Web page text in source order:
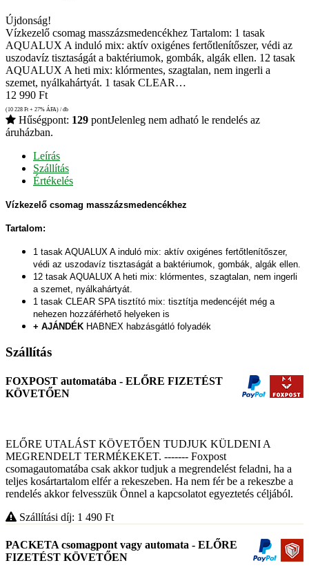
Újdonság!
Vízkezelő csomag masszázsmedencékhez Tartalom: 1 tasak
AQUALUX A induló mix: aktív oxigénes fertőtlenítőszer, védi az
uszodavíz tisztaságát a baktériumok, gombák, algák ellen. 12 tasak
AQUALUX A heti mix: klórmentes, szagtalan, nem ingerli a
szemet, nyálkahártyát. 1 tasak CLEAR…
12 990 Ft
(10 228 Ft + 27% ÁFA) / db
Hűségpont: 129 pontJelenleg nem adható le rendelés az
áruházban.
Leírás
Szállítás
Értékelés
Vízkezelő csomag masszázsmedencékhez
Tartalom:
1 tasak AQUALUX A induló mix: aktív oxigénes fertőtlenítőszer,
védi az uszodavíz tisztaságát a baktériumok, gombák, algák ellen.
12 tasak AQUALUX A heti mix: klórmentes, szagtalan, nem ingerli
a szemet, nyálkahártyát.
1 tasak CLEAR SPA tisztító mix: tisztítja medencéjét még a
nehezen hozzáférhető helyeken is
+ AJÁNDÉK HABNEX habzásgátló folyadék
Szállítás
FOXPOST automatába - ELŐRE FIZETÉST
KÖVETŐEN
ELŐRE UTALÁST KÖVETŐEN TUDJUK KÜLDENI A
MEGRENDELT TERMÉKEKET. ------- Foxpost
csomagautomatába csak akkor tudjuk a megrendelést feladni, ha a
teljes kosártartalom elfér a rekeszeben. Ha nem fér be a rekeszbe a
rendelés akkor felvesszük Önnel a kapcsolatot egyeztetés céljából.
Szállítási díj: 1 490 Ft
PACKETA csomagpont vagy automata - ELŐRE
FIZETÉST KÖVETŐEN